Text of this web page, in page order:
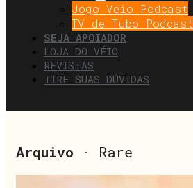
Jogo Véio Podcast
TV de Tubo Podcast
SEJA APOIADOR
LOJA DO VÉIO
REVISTAS
TIRE SUAS DÚVIDAS
Arquivo · Rare